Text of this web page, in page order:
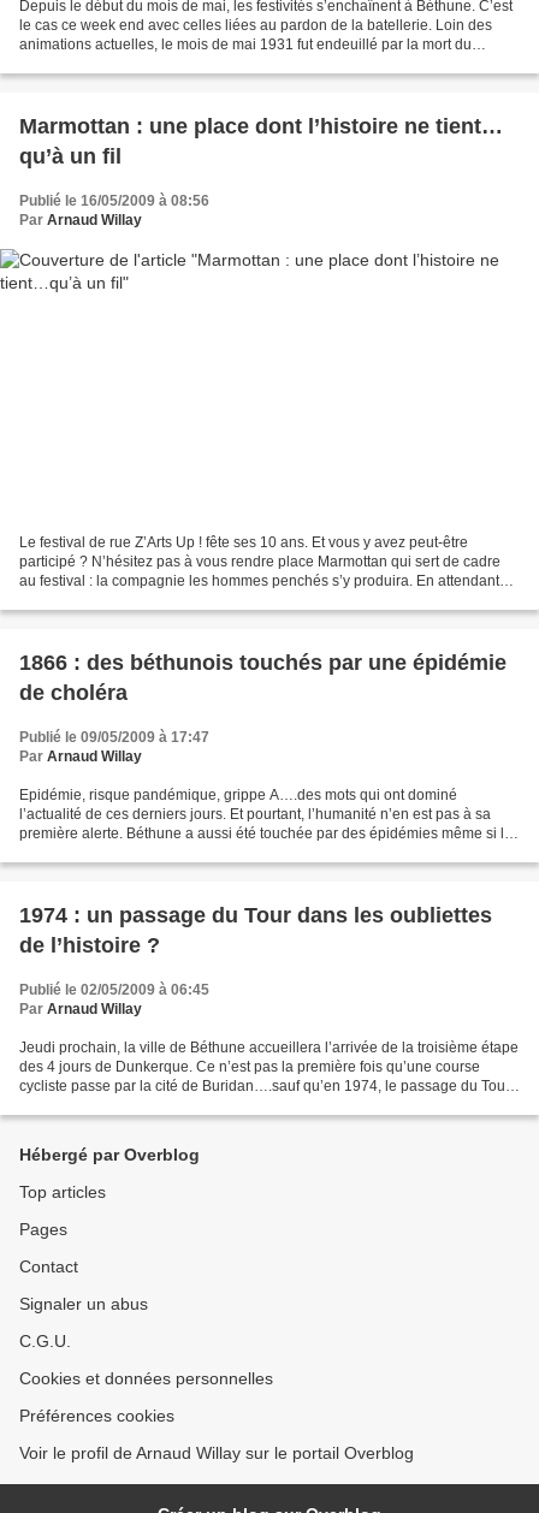
Depuis le début du mois de mai, les festivités s’enchaînent à Béthune. C’est
le cas ce week end avec celles liées au pardon de la batellerie. Loin des
animations actuelles, le mois de mai 1931 fut endeuillé par la mort du
Marmottan : une place dont l’histoire ne tient…
qu’à un fil
Publié le 16/05/2009 à 08:56
Par Arnaud Willay
Le festival de rue Z’Arts Up ! fête ses 10 ans. Et vous y avez peut-être
participé ? N’hésitez pas à vous rendre place Marmottan qui sert de cadre
au festival : la compagnie les hommes penchés s’y produira. En attendant
1866 : des béthunois touchés par une épidémie
de choléra
Publié le 09/05/2009 à 17:47
Par Arnaud Willay
Epidémie, risque pandémique, grippe A….des mots qui ont dominé
l’actualité de ces derniers jours. Et pourtant, l’humanité n’en est pas à sa
première alerte. Béthune a aussi été touchée par des épidémies même si le
1974 : un passage du Tour dans les oubliettes
de l’histoire ?
Publié le 02/05/2009 à 06:45
Par Arnaud Willay
Jeudi prochain, la ville de Béthune accueillera l’arrivée de la troisième étape
des 4 jours de Dunkerque. Ce n’est pas la première fois qu’une course
cycliste passe par la cité de Buridan….sauf qu’en 1974, le passage du Tour
Hébergé par Overblog
Top articles
Pages
Contact
Signaler un abus
C.G.U.
Cookies et données personnelles
Préférences cookies
Voir le profil de Arnaud Willay sur le portail Overblog